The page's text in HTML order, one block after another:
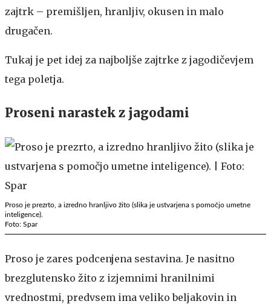
zajtrk – premišljen, hranljiv, okusen in malo
drugačen.
Tukaj je pet idej za najboljše zajtrke z jagodičevjem
tega poletja.
Proseni narastek z jagodami
Proso je prezrto, a izredno hranljivo žito (slika je ustvarjena s pomočjo umetne
inteligence).
Foto: Spar
Proso je zares podcenjena sestavina. Je nasitno
brezglutensko žito z izjemnimi hranilnimi
vrednostmi, predvsem ima veliko beljakovin in